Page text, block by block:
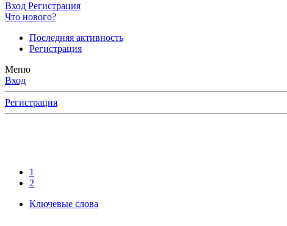
Вход Регистрация
Что нового?
Последняя активность
Регистрация
Меню
Вход
Регистрация
1
2
Ключевые слова